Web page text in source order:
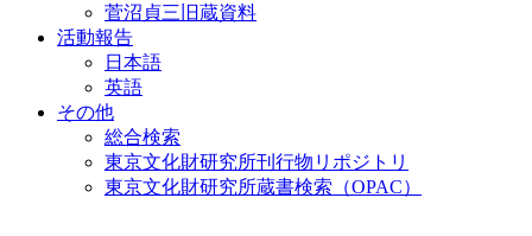
菅沼貞三旧蔵資料
活動報告
日本語
英語
その他
総合検索
東京文化財研究所刊行物リポジトリ
東京文化財研究所蔵書検索（OPAC）